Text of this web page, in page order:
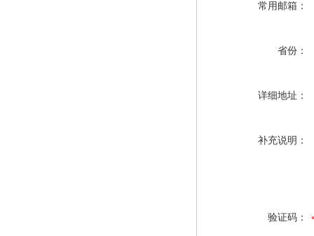
常用邮箱：
省份：
详细地址：
补充说明：
验证码：